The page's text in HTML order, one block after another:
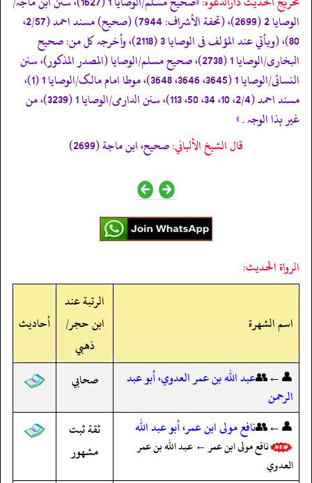
الوصایا 2 (2699)، (تحفة الأشراف: 7944) (صحیح) مسند احمد (2/57،
80)، (ویأتي عند المؤلف فی الوصایا 3 (2118)، وأخرجہ کل من: صحیح
البخاری/الوصایا 1 (2738)، صحیح مسلم/الوصایا (المصدر المذکور)، سنن
النسائی/الوصایا 1 (3645، 3646، 3648)، موطا امام مالک/الوصایا 1 (1)،
مسند احمد (2/4، 10، 34، 50، 113)، سنن الدارمی/الوصایا 1 (3239)، من
غیر ہذا الوجہ۔»
قال الشيخ الألباني:صحيح، ابن ماجة (2699)
الرواة الحديث:
اسم الشهرة
الرتبة عند
ابن حجر/
ذهبي
أحاديث
👤←👥عبد الله بن عمر العدوي، أبو عبد
الرحمن
صحابي
👤←👥نافع مولى ابن عمر، أبو عبد الله
نافع مولى ابن عمر ← عبد الله بن عمر
العدوي
ثقة ثبت
مشهور